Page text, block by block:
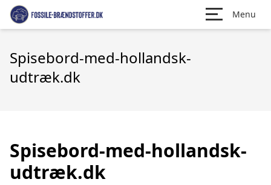
Menu
Spisebord-med-hollandsk-
udtræk.dk
Spisebord-med-hollandsk-
udtræk.dk